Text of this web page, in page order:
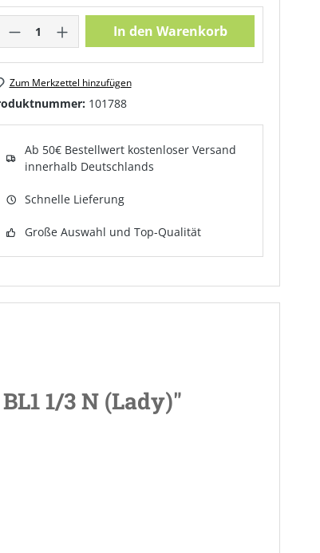
Produkt Anzahl: Gib den
In den Warenkorb
Zum Merkzettel hinzufügen
101788
Ab 50€ Bestellwert kostenloser Versand
innerhalb Deutschlands
Schnelle Lieferung
Große Auswahl und Top-Qualität
1/3 N (Lady)"